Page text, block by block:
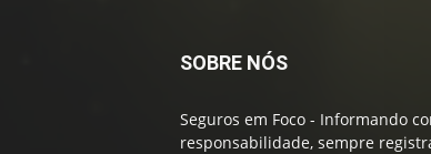
SOBRE NÓS
Seguros em Foco - Informando
responsabilidade, sempre